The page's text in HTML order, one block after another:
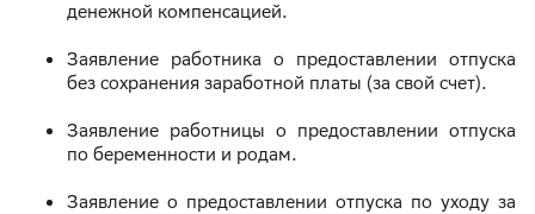
денежной компенсацией.
Заявление работника о предоставлении отпуска
без сохранения заработной платы (за свой счет).
Заявление работницы о предоставлении отпуска
по беременности и родам.
Заявление о предоставлении отпуска по уходу за